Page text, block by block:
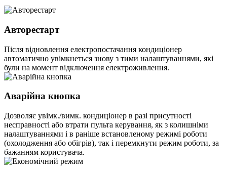
Авторестарт
Після відновлення електропостачання кондиціонер
автоматично увімкнеться знову з тими налаштуваннями, які
були на момент відключення електроживлення.
Аварійна кнопка
Дозволяє увімк./вимк. кондиціонер в разі присутності
несправності або втрати пульта керування, як з колишніми
налаштуваннями і в раніше встановленому режимі роботи
(охолодження або обігрів), так і перемкнути режим роботи, за
бажанням користувача.